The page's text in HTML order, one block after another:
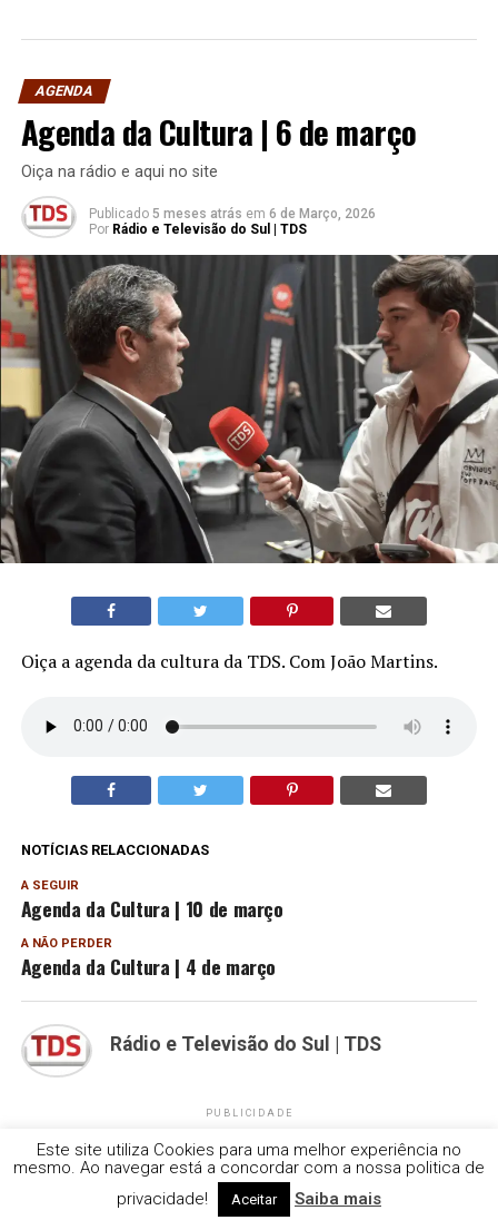
AGENDA
Agenda da Cultura | 6 de março
Oiça na rádio e aqui no site
Publicado 5 meses atrás em 6 de Março, 2026
Por Rádio e Televisão do Sul | TDS
Oiça a agenda da cultura da TDS. Com João Martins.
NOTÍCIAS RELACCIONADAS
A SEGUIR
Agenda da Cultura | 10 de março
A NÃO PERDER
Agenda da Cultura | 4 de março
Rádio e Televisão do Sul | TDS
PUBLICIDADE
Este site utiliza Cookies para uma melhor experiência no
mesmo. Ao navegar está a concordar com a nossa politica de
privacidade!
Aceitar Saiba mais